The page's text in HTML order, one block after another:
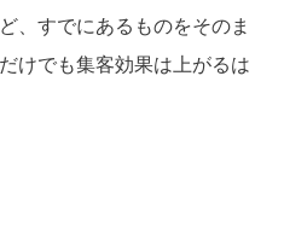
、すでにあるものをそのま
けでも集客効果は上がるは